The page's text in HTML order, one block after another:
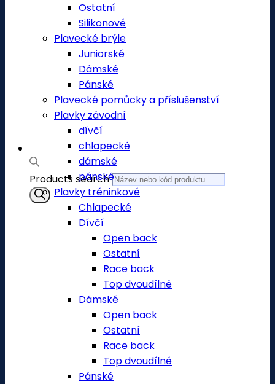
Products search
Ostatní
Silikonové
Plavecké brýle
Juniorské
Dámské
Pánské
Plavecké pomůcky a příslušenství
Plavky závodní
dívčí
chlapecké
dámské
pánské
Plavky tréninkové
Chlapecké
Dívčí
Open back
Ostatní
Race back
Top dvoudílné
Dámské
Open back
Ostatní
Race back
Top dvoudílné
Pánské